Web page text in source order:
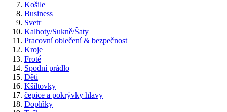
Košile
Business
Svetr
Kalhoty/Sukně/Šaty
Pracovní oblečení & bezpečnost
Kroje
Froté
Spodní prádlo
Děti
Kšiltovky
čepice a pokrývky hlavy
Doplňky